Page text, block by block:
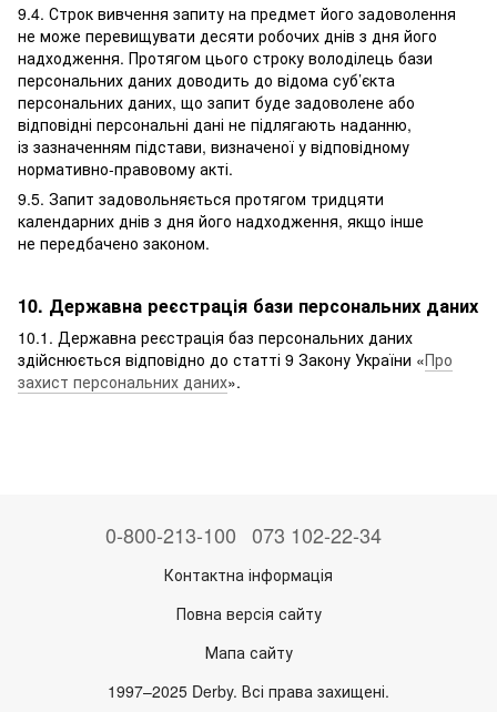
9.4. Строк вивчення запиту на предмет його задоволення
не може перевищувати десяти робочих днів з дня його
надходження. Протягом цього строку володілець бази
персональних даних доводить до відома суб’єкта
персональних даних, що запит буде задоволене або
відповідні персональні дані не підлягають наданню,
із зазначенням підстави, визначеної у відповідному
нормативно-правовому акті.
9.5. Запит задовольняється протягом тридцяти
календарних днів з дня його надходження, якщо інше
не передбачено законом.
10. Державна реєстрація бази персональних даних
10.1. Державна реєстрація баз персональних даних
здійснюється відповідно до статті 9 Закону України «Про
захист персональних даних».
0-800-213-100 073 102-22-34
Контактна інформація
Повна версія сайту
Мапа сайту
1997–2025 Derby. Всі права захищені.